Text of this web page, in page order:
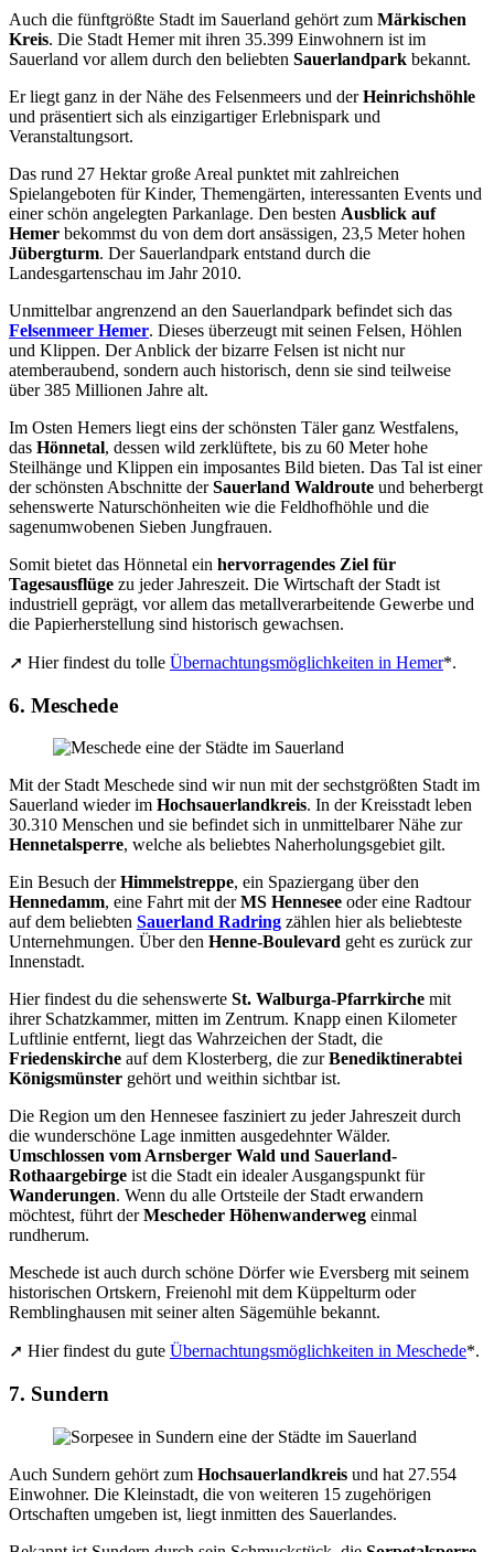
Auch die fünftgrößte Stadt im Sauerland gehört zum Märkischen
Kreis. Die Stadt Hemer mit ihren 35.399 Einwohnern ist im
Sauerland vor allem durch den beliebten Sauerlandpark bekannt.
Er liegt ganz in der Nähe des Felsenmeers und derHeinrichshöhle
und präsentiert sich als einzigartiger Erlebnispark und
Veranstaltungsort.
Das rund 27 Hektar große Areal punktet mit zahlreichen
Spielangeboten für Kinder, Themengärten, interessanten Events und
einer schön angelegten Parkanlage. Den besten Ausblick auf
Hemer bekommst du von dem dort ansässigen, 23,5 Meter hohen
Jübergturm. Der Sauerlandpark entstand durch die
Landesgartenschau im Jahr 2010.
Unmittelbar angrenzend an den Sauerlandpark befindet sich das
Felsenmeer Hemer. Dieses überzeugt mit seinen Felsen, Höhlen
und Klippen. Der Anblick der bizarre Felsen ist nicht nur
atemberaubend, sondern auch historisch, denn sie sind teilweise
über 385 Millionen Jahre alt.
Im Osten Hemers liegt eins der schönsten Täler ganz Westfalens,
das Hönnetal, dessen wild zerklüftete, bis zu 60 Meter hohe
Steilhänge und Klippen ein imposantes Bild bieten. Das Tal ist einer
der schönsten Abschnitte derSauerland Waldroute und beherbergt
sehenswerte Naturschönheiten wie die Feldhofhöhle und die
sagenumwobenen Sieben Jungfrauen.
Somit bietet das Hönnetal ein hervorragendes Ziel für
Tagesausflüge zu jeder Jahreszeit. Die Wirtschaft der Stadt ist
industriell geprägt, vor allem das metallverarbeitende Gewerbe und
die Papierherstellung sind historisch gewachsen.
➚ Hier findest du tolle Übernachtungsmöglichkeiten in Hemer*.
6. Meschede
Mit der Stadt Meschede sind wir nun mit der sechstgrößten Stadt im
Sauerland wieder im Hochsauerlandkreis. In der Kreisstadt leben
30.310 Menschen und sie befindet sich in unmittelbarer Nähe zur
Hennetalsperre, welche als beliebtes Naherholungsgebiet gilt.
Ein Besuch derHimmelstreppe, ein Spaziergang über den
Hennedamm, eine Fahrt mit derMS Hennesee oder eine Radtour
auf dem beliebten Sauerland Radring zählen hier als beliebteste
Unternehmungen. Über den Henne-Boulevard geht es zurück zur
Innenstadt.
Hier findest du die sehenswerte St. Walburga-Pfarrkirche mit
ihrer Schatzkammer, mitten im Zentrum. Knapp einen Kilometer
Luftlinie entfernt, liegt das Wahrzeichen der Stadt, die
Friedenskirche auf dem Klosterberg, die zurBenediktinerabtei
Königsmünster gehört und weithin sichtbar ist.
Die Region um den Hennesee fasziniert zu jeder Jahreszeit durch
die wunderschöne Lage inmitten ausgedehnter Wälder.
Umschlossen vom Arnsberger Wald und Sauerland-
Rothaargebirge ist die Stadt ein idealer Ausgangspunkt für
Wanderungen. Wenn du alle Ortsteile der Stadt erwandern
möchtest, führt derMescheder Höhenwanderweg einmal
rundherum.
Meschede ist auch durch schöne Dörfer wie Eversberg mit seinem
historischen Ortskern, Freienohl mit dem Küppelturm oder
Remblinghausen mit seiner alten Sägemühle bekannt.
➚ Hier findest du gute Übernachtungsmöglichkeiten in Meschede*.
7. Sundern
Auch Sundern gehört zum Hochsauerlandkreis und hat 27.554
Einwohner. Die Kleinstadt, die von weiteren 15 zugehörigen
Ortschaften umgeben ist, liegt inmitten des Sauerlandes.